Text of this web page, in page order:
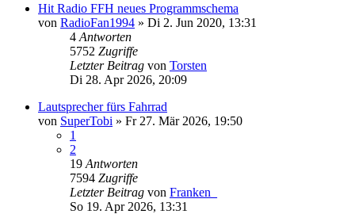
Hit Radio FFH neues Programmschema
von RadioFan1994 » Di 2. Jun 2020, 13:31
4 Antworten
5752 Zugriffe
Letzter Beitrag von Torsten
Di 28. Apr 2026, 20:09
Lautsprecher fürs Fahrrad
von SuperTobi » Fr 27. Mär 2026, 19:50
1
2
19 Antworten
7594 Zugriffe
Letzter Beitrag von Franken_
So 19. Apr 2026, 13:31